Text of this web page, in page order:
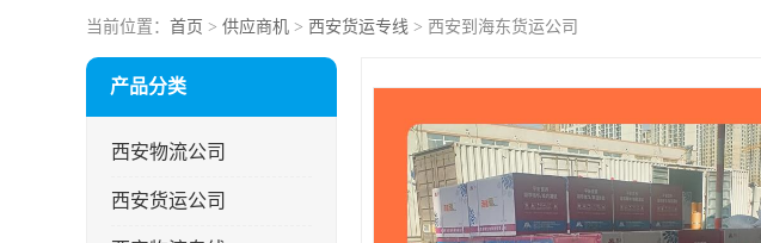
当前位置： 首页 > 供应商机 > 西安货运专线 > 西安到海东货运公司
产品分类
西安物流公司
西安货运公司